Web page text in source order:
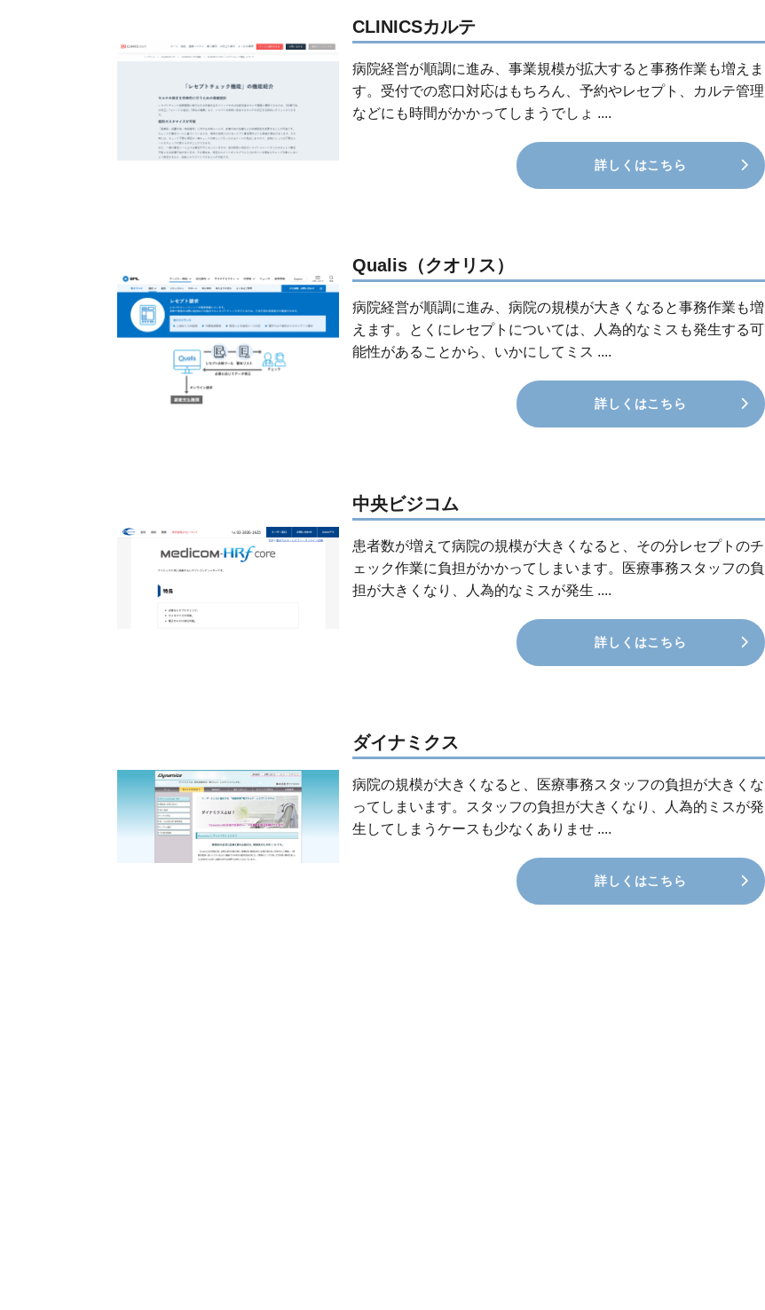
CLINICSカルテ
病院経営が順調に進み、事業規模が拡大すると事務作業も増えま
す。受付での窓口対応はもちろん、予約やレセプト、カルテ管理
などにも時間がかかってしまうでしょ ....
詳しくはこちら
Qualis（クオリス）
病院経営が順調に進み、病院の規模が大きくなると事務作業も増
えます。とくにレセプトについては、人為的なミスも発生する可
能性があることから、いかにしてミス ....
詳しくはこちら
中央ビジコム
患者数が増えて病院の規模が大きくなると、その分レセプトのチ
ェック作業に負担がかかってしまいます。医療事務スタッフの負
担が大きくなり、人為的なミスが発生 ....
詳しくはこちら
ダイナミクス
病院の規模が大きくなると、医療事務スタッフの負担が大きくな
ってしまいます。スタッフの負担が大きくなり、人為的ミスが発
生してしまうケースも少なくありませ ....
詳しくはこちら